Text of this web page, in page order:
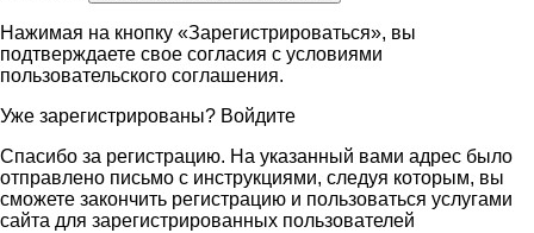
Нажимая на кнопку «Зарегистрироваться», вы
подтверждаете свое согласия с условиями
пользовательского соглашения.
Уже зарегистрированы? Войдите
Спасибо за регистрацию. На указанный вами адрес было
отправлено письмо с инструкциями, следуя которым, вы
сможете закончить регистрацию и пользоваться услугами
сайта для зарегистрированных пользователей